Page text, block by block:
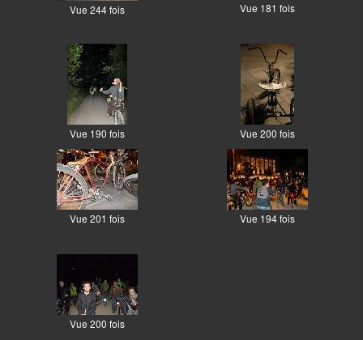
Vue 244 fois Vue 181 fois
Vue 190 fois Vue 200 fois
Vue 201 fois Vue 194 fois
Vue 200 fois